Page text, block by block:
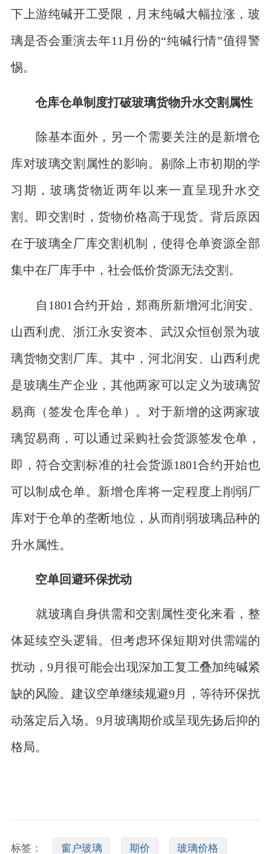
下上游纯碱开工受限，月末纯碱大幅拉涨，玻
璃是否会重演去年11月份的“纯碱行情”值得警
惕。
仓库仓单制度打破玻璃货物升水交割属性
除基本面外，另一个需要关注的是新增仓
库对玻璃交割属性的影响。剔除上市初期的学
习期，玻璃货物近两年以来一直呈现升水交
割。即交割时，货物价格高于现货。背后原因
在于玻璃全厂库交割机制，使得仓单资源全部
集中在厂库手中，社会低价货源无法交割。
自1801合约开始，郑商所新增河北润安、
山西利虎、浙江永安资本、武汉众恒创景为玻
璃货物交割厂库。其中，河北润安、山西利虎
是玻璃生产企业，其他两家可以定义为玻璃贸
易商（签发仓库仓单）。对于新增的这两家玻
璃贸易商，可以通过采购社会货源签发仓单，
即，符合交割标准的社会货源1801合约开始也
可以制成仓单。新增仓库将一定程度上削弱厂
库对于仓单的垄断地位，从而削弱玻璃品种的
升水属性。
空单回避环保扰动
就玻璃自身供需和交割属性变化来看，整
体延续空头逻辑。但考虑环保短期对供需端的
扰动，9月很可能会出现深加工复工叠加纯碱紧
缺的风险。建议空单继续规避9月，等待环保扰
动落定后入场。9月玻璃期价或呈现先扬后抑的
格局。
标签： 窗户玻璃 期价 玻璃价格